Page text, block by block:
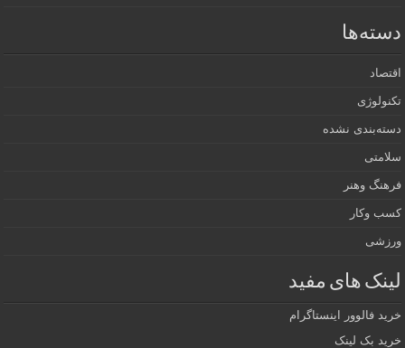
نشده
وهنر
وکار
های مفید
فالوور اینستاگرام
بک لینک